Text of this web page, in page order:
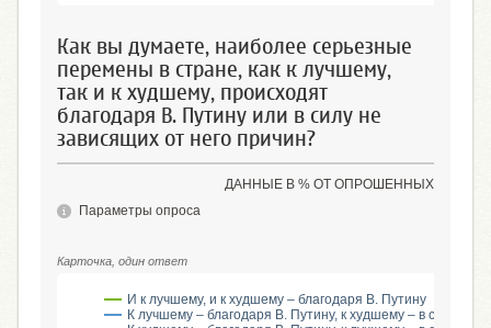
Как вы думаете, наиболее серьезные
перемены в стране, как к лучшему,
так и к худшему, происходят
благодаря В. Путину или в силу не
зависящих от него причин?
ДАННЫЕ В % ОТ ОПРОШЕННЫХ
Параметры опроса
Карточка, один ответ
И к лучшему, и к худшему – благодаря В. Путину
К лучшему – благодаря В. Путину, к худшему – в силу не